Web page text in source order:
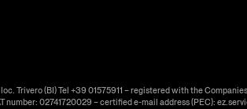
Trivero (BI) Tel +39 01575911 – registered with the
number: 02741720029 – certified e-mail address (PEC):